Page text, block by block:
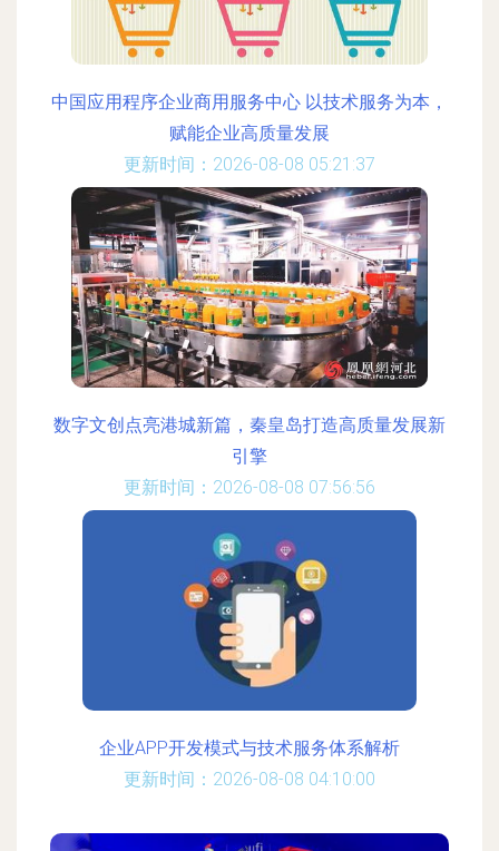
中国应用程序企业商用服务中心 以技术服务为本，
赋能企业高质量发展
更新时间：2026-08-08 05:21:37
数字文创点亮港城新篇，秦皇岛打造高质量发展新
引擎
更新时间：2026-08-08 07:56:56
企业APP开发模式与技术服务体系解析
更新时间：2026-08-08 04:10:00